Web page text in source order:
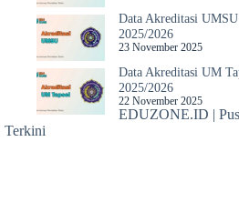
Data Akreditasi
2025/2026
23 November 2025
Data Akreditasi UM
2025/2026
22 November 2025
EDUZONE.ID |
Terkini